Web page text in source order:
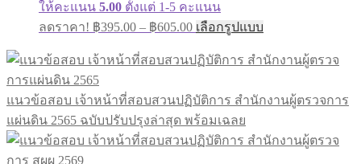
ให้คะแนน 5.00 ตั้งแต่ 1-5 คะแนน
ลดราคา! ฿395.00 – ฿605.00 เลือกรูปแบบ
แนวข้อสอบ เจ้าหน้าที่สอบสวนปฏิบัติการ สำนักงานผู้ตรวจการ
แผ่นดิน 2565 ฉบับปรับปรุงล่าสุด พร้อมเฉลย